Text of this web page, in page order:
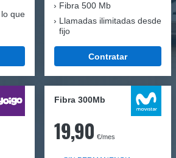
que
Fibra 500 Mb
Llamadas ilimitadas desde
fijo
Contratar
Fibra 300Mb
19,90 €/mes